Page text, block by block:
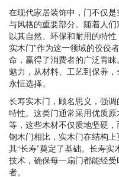
在现代家居装饰中，门不仅
与风格的重要部分。随着人
以其自然、环保和耐用的特
实木门”作为这一领域的佼佼
命，赢得了消费者的广泛青
魅力，从材料、工艺到保养
永恒选择。
长寿实木门，顾名思义，强
特性。这类门通常采用优质
等，这些木材不仅质地坚硬
钢木门相比，实木门在结构
其“长寿”奠定了基础。长寿
技术，确保每一扇门都能经
者。